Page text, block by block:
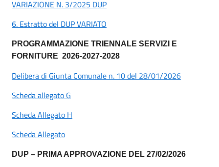
VARIAZIONE N. 3/2025 DUP
6. Estratto del DUP VARIATO
PROGRAMMAZIONE TRIENNALE SERVIZI E
FORNITURE 2026-2027-2028
Delibera di Giunta Comunale n. 10 del 28/01/2026
Scheda allegato G
Scheda Allegato H
Scheda Allegato
DUP – PRIMA APPROVAZIONE DEL 27/02/2026